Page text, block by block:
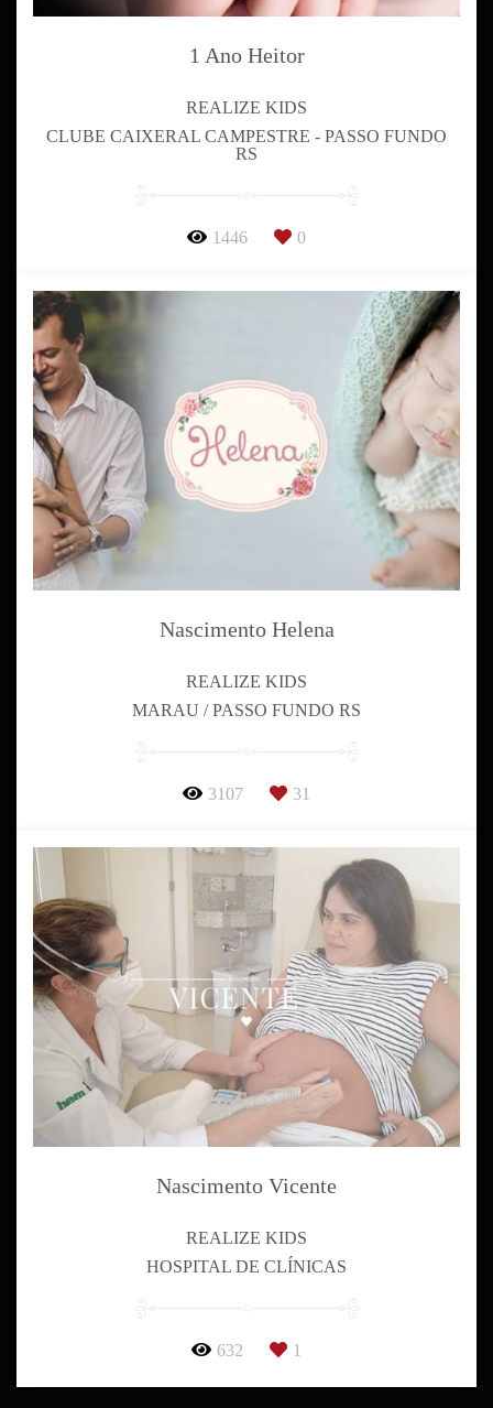
1 Ano Heitor
REALIZE KIDS
CLUBE CAIXERAL CAMPESTRE - PASSO FUNDO
RS
1446 0
Nascimento Helena
REALIZE KIDS
MARAU / PASSO FUNDO RS
3107 31
Nascimento Vicente
REALIZE KIDS
HOSPITAL DE CLÍNICAS
632 1